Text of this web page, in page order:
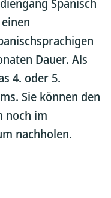
Spanisch
Dauer. Als
4. oder 5.
Sie können den
noch im
nachholen.